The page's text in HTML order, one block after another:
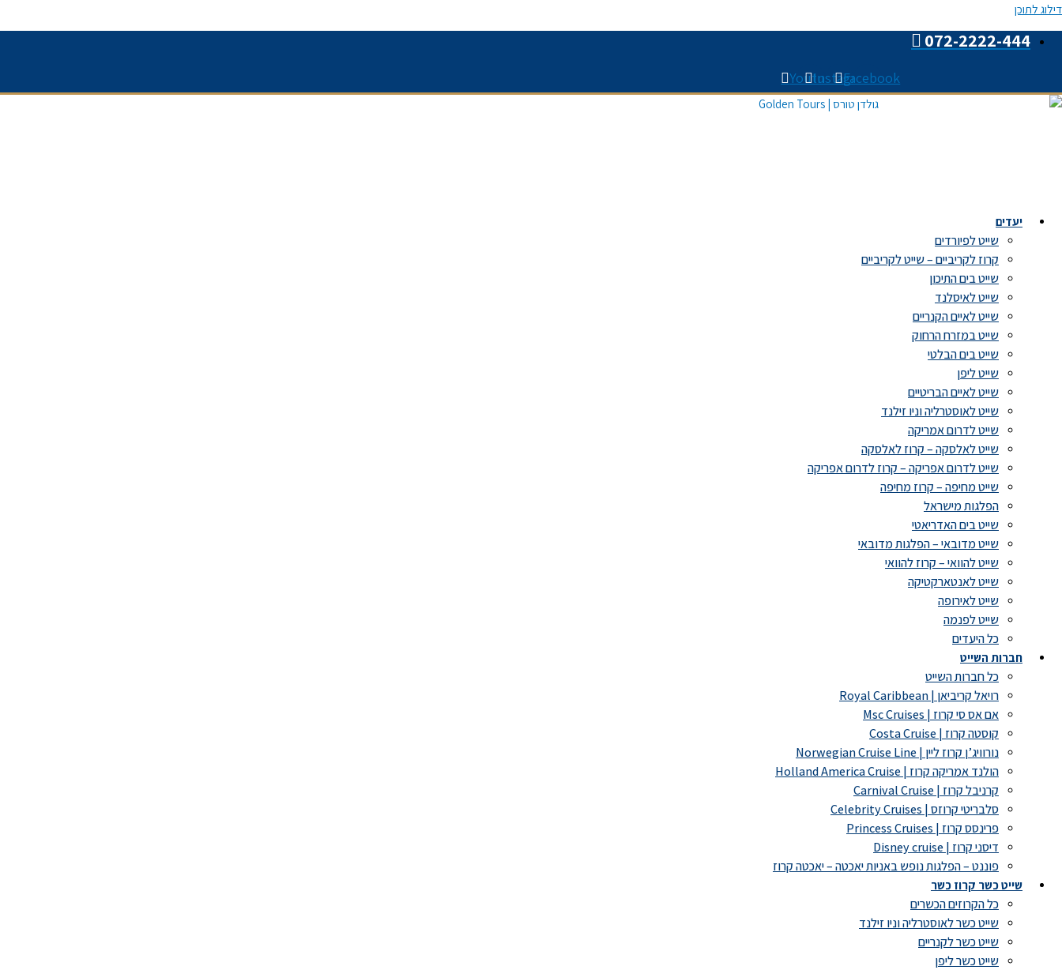
דילוג לתוכן
072-2222-444
Facebook
Instagram
Youtube
יעדים
שייט לפיורדים
קרוז לקריביים – שייט לקריביים
שייט בים התיכון
שייט לאיסלנד
שייט לאיים הקנריים
שייט במזרח הרחוק
שייט בים הבלטי
שייט ליפן
שייט לאיים הבריטיים
שייט לאוסטרליה וניו זילנד
שייט לדרום אמריקה
שייט לאלסקה – קרוז לאלסקה
שייט לדרום אפריקה – קרוז לדרום אפריקה
שייט מחיפה – קרוז מחיפה
הפלגות מישראל
שייט בים האדריאטי
שייט מדובאי – הפלגות מדובאי
שייט להוואי – קרוז להוואי
שייט לאנטארקטיקה
שייט לאירופה
שייט לפנמה
כל היעדים
חברות השייט
כל חברות השייט
רויאל קריביאן | Royal Caribbean
אם אס סי קרוז | Msc Cruises
קוסטה קרוז | Costa Cruise
נורוויג’ן קרוז ליין | Norwegian Cruise Line
הולנד אמריקה קרוז | Holland America Cruise
קרניבל קרוז | Carnival Cruise
סלבריטי קרוזס | Celebrity Cruises
פרינסס קרוז | Princess Cruises
דיסני קרוז | Disney cruise
פוננט – הפלגות נופש באניות יאכטה – יאכטה קרוז
שייט כשר קרוז כשר
כל הקרוזים הכשרים
שייט כשר לאוסטרליה וניו זילנד
שייט כשר לקנריים
שייט כשר ליפן